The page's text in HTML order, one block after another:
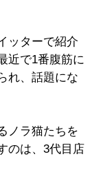
ッターで紹介
近で1番腹筋に
れ、話題にな
ノラ猫たちを
のは、3代目店